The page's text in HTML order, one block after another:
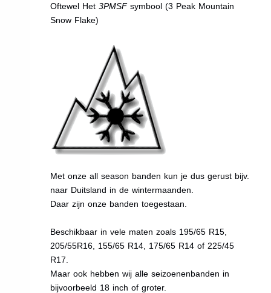
Oftewel Het3PMSFsymbool (3 Peak Mountain
Snow Flake)
Met onze all season banden kun je dus gerust bijv.
naar Duitsland in de wintermaanden.
Daar zijn onze banden toegestaan.
Beschikbaar in vele maten zoals 195/65 R15,
205/55R16, 155/65 R14, 175/65 R14 of 225/45
R17.
Maar ook hebben wij alle seizoenenbanden in
bijvoorbeeld 18 inch of groter.